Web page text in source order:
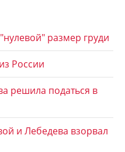
размер груди
России
решила податься в
и Лебедева взорвал